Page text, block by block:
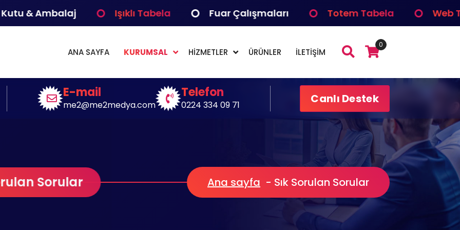
& Ambalaj Işıklı Tabela Fuar Çalışmaları Totem Tabela Web
ANA SAYFA KURUMSAL HİZMETLER ÜRÜNLER İLETİŞİM
0
E-mail
me2@me2medya.com
Telefon
0224 334 09 71 Canlı Destek
Sorular Ana sayfa - Sık Sorulan Sorular